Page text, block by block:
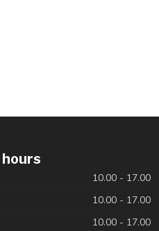
10.00 - 17.00
10.00 - 17.00
10.00 - 17.00